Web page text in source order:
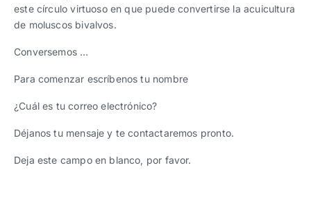
este círculo virtuoso en que puede convertirse la acuicultura
de moluscos bivalvos.
Conversemos …
Para comenzar escríbenos tu nombre
¿Cuál es tu correo electrónico?
Déjanos tu mensaje y te contactaremos pronto.
Deja este campo en blanco, por favor.